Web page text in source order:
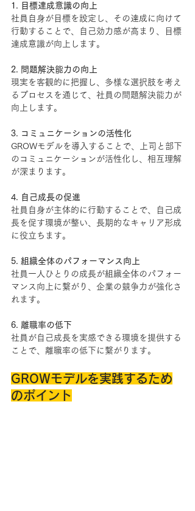
1. 目標達成意識の向上
社員自身が目標を設定し、その達成に向けて
行動することで、自己効力感が高まり、目標
達成意識が向上します。
2. 問題解決能力の向上
現実を客観的に把握し、多様な選択肢を考え
るプロセスを通じて、社員の問題解決能力が
向上します。
3. コミュニケーションの活性化
GROWモデルを導入することで、上司と部下
のコミュニケーションが活性化し、相互理解
が深まります。
4. 自己成長の促進
社員自身が主体的に行動することで、自己成
長を促す環境が整い、長期的なキャリア形成
に役立ちます。
5. 組織全体のパフォーマンス向上
社員一人ひとりの成長が組織全体のパフォー
マンス向上に繋がり、企業の競争力が強化さ
れます。
6. 離職率の低下
社員が自己成長を実感できる環境を提供する
ことで、離職率の低下に繋がります。
GROWモデルを実践するため
のポイント